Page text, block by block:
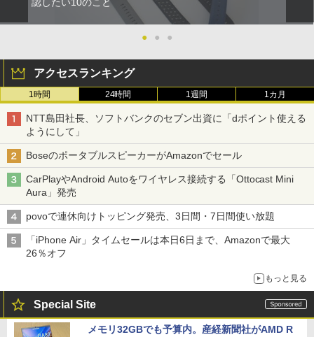
● ● ●
アクセスランキング
1時間 24時間 1週間 1カ月
NTT島田社長、ソフトバンクのセブン出資に「dポイント使える
ようにして」
BoseのポータブルスピーカーがAmazonでセール
CarPlayやAndroid Autoをワイヤレス接続する「Ottocast Mini
Aura」発売
povoで連休向けトッピング発売、3日間・7日間使い放題
「iPhone Air」タイムセールは本日6日まで、Amazonで最大
26％オフ
もっと見る
Special Site
メモリ32GBでも予算内。産経新聞社がAMD R